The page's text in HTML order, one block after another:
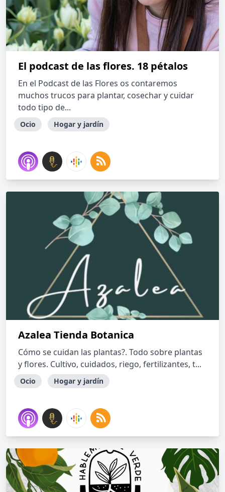
El podcast de las flores. 18 pétalos
En el Podcast de las Flores os contaremos
muchos trucos para plantar, cosechar y cuidar
todo tipo de...
Ocio Hogar y jardín
Azalea Tienda Botanica
Cómo se cuidan las plantas?. Todo sobre plantas
y flores. Cultivo, cuidados, riego, fertilizantes, t...
Ocio Hogar y jardín